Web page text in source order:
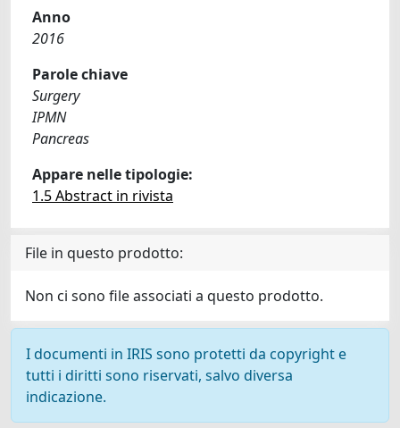
Anno
2016
Parole chiave
Surgery
IPMN
Pancreas
Appare nelle tipologie:
1.5 Abstract in rivista
File in questo prodotto:
Non ci sono file associati a questo prodotto.
I documenti in IRIS sono protetti da copyright e
tutti i diritti sono riservati, salvo diversa
indicazione.